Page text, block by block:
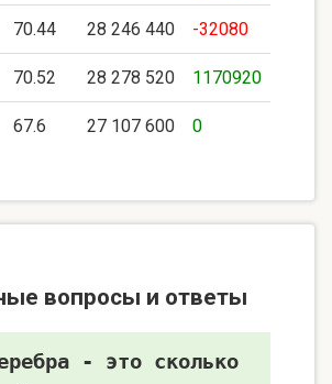
70.44 28 246 440 -32080
70.52 28 278 520 1170920
67.6 27 107 600 0
вопросы и ответы
- это сколько